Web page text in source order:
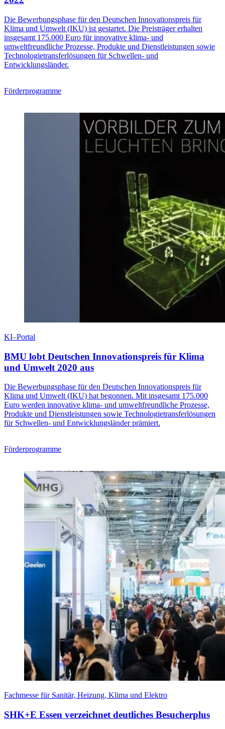
Die Bewerbungsphase für den Deutschen Innovationspreis für
Klima und Umwelt (IKU) ist gestartet. Die Preisträger erhalten
insgesamt 175.000 Euro für innovative klima- und
umweltfreundliche Prozesse, Produkte und Dienstleistungen sowie
Technologietransferlösungen für Schwellen- und
Entwicklungsländer.
Förderprogramme
KI–Portal
BMU lobt Deutschen Innovationspreis für Klima
und Umwelt 2020 aus
Die Bewerbungsphase für den Deutschen Innovationspreis für
Klima und Umwelt (IKU) hat begonnen. Mit insgesamt 175.000
Euro werden innovative klima- und umweltfreundliche Prozesse,
Produkte und Dienstleistungen sowie Technologietransferlösungen
für Schwellen- und Entwicklungsländer prämiert.
Förderprogramme
Fachmesse für Sanitär, Heizung, Klima und Elektro
SHK+E Essen verzeichnet deutliches Besucherplus